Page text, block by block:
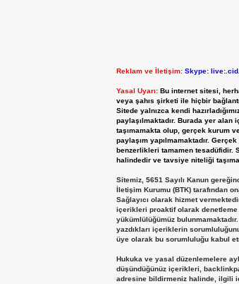
Reklam ve İletişim: Skype:
Yasal Uyarı: Bu internet sitesi,
veya şahıs şirketi ile hiçbir
Sitede yalnızca kendi
paylaşılmaktadır. Burada yer alan
taşımamakta olup, gerçek kurum
paylaşım yapılmamaktadır.
benzerlikleri tamamen tesadüfidir.
halindedir ve tavsiye niteliği
Sitemiz, 5651 Sayılı Kanun
İletişim Kurumu (BTK) tarafından
Sağlayıcı olarak hizmet
içerikleri proaktif olarak denetleme
yükümlülüğümüz
yazdıkları içeriklerin
üye olarak bu sorumluluğu kabul
Hukuka ve yasal düzenlemelere
düşündüğünüz içerikleri,
adresine bildirmeniz halinde, ilgili